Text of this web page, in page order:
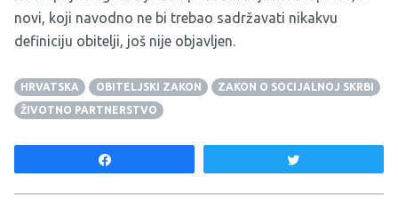
novi, koji navodno ne bi trebao sadržavati nikakvu
definiciju obitelji, još nije objavljen.
HRVATSKA OBITELJSKI ZAKON
ZAKON O SOCIJALNOJ SKRBI
ŽIVOTNO PARTNERSTVO